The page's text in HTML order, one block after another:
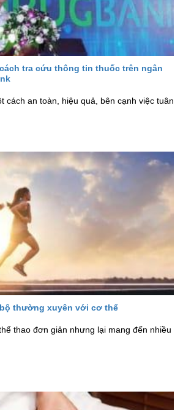
tra cứu thông tin thuốc trên ngân
cách an toàn, hiệu quả, bên cạnh việc tuân
thường xuyên với cơ thể
thao đơn giản nhưng lại mang đến nhiều